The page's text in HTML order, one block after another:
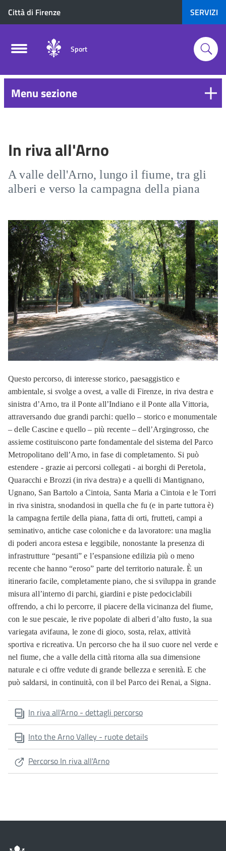
Città di Firenze SERVIZI
Sport
Menu sezione
In riva all'Arno
A valle dell'Arno, lungo il fiume, tra gli
alberi e verso la campagna della piana
Questo percorso, di interesse storico, paesaggistico e
ambientale, si svolge a ovest, a valle di Firenze, in riva destra e
sinistra d’Arno, tra il Ponte all’Indiano e il Ponte alla Vittoria,
attraversando due grandi parchi: quello – storico e monumentale
– delle Cascine e quello – più recente – dell’Argingrosso, che
assieme costituiscono parte fondamentale del sistema del Parco
Metropolitano dell’Arno, in fase di completamento. Si può
estendere - grazie ai percorsi collegati - ai borghi di Peretola,
Quaracchi e Brozzi (in riva destra) e a quelli di Mantignano,
Ugnano, San Bartolo a Cintoia, Santa Maria a Cintoia e le Torri
in riva sinistra, snodandosi in quella che fu (e in parte tuttora è)
la campagna fertile della piana, fatta di orti, frutteti, campi a
seminativo, antiche case coloniche e da lavoratore: una maglia
di poderi ancora estesa e leggibile, nonostante la presenza di
infrastrutture “pesanti” e l’espansione edilizia più o meno
recente che hanno “eroso” parte del territorio naturale. È un
itinerario facile, completamente piano, che si sviluppa in grande
misura all’interno di parchi, giardini e piste pedociclabili
offrendo, a chi lo percorre, il piacere della vicinanza del fiume,
con le sue pescaie, le rive popolate di alberi d’alto fusto, la sua
variegata avifauna, le zone di gioco, sosta, relax, attività
sportiva e ricreativa. Un percorso che ha il suo cuore nel verde e
nel fiume, che a valle della città ritorna alla sua dimensione
naturale e ci offre vedute di grande bellezza e serenità. E che
può saldarsi, in continuità, con il bel Parco dei Renai, a Signa.
In riva all'Arno - dettagli percorso
Into the Arno Valley - ruote details
Percorso In riva all'Arno